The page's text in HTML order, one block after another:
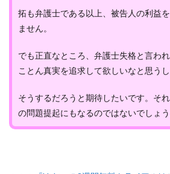
拓も弁護士である以上、被告人の利益
ません。
でも正直なところ、弁護士失格と言わ
ことん真実を追求して欲しいなと思うし
そうするだろうと期待したいです。そ
の問題提起にもなるのではないでしょう